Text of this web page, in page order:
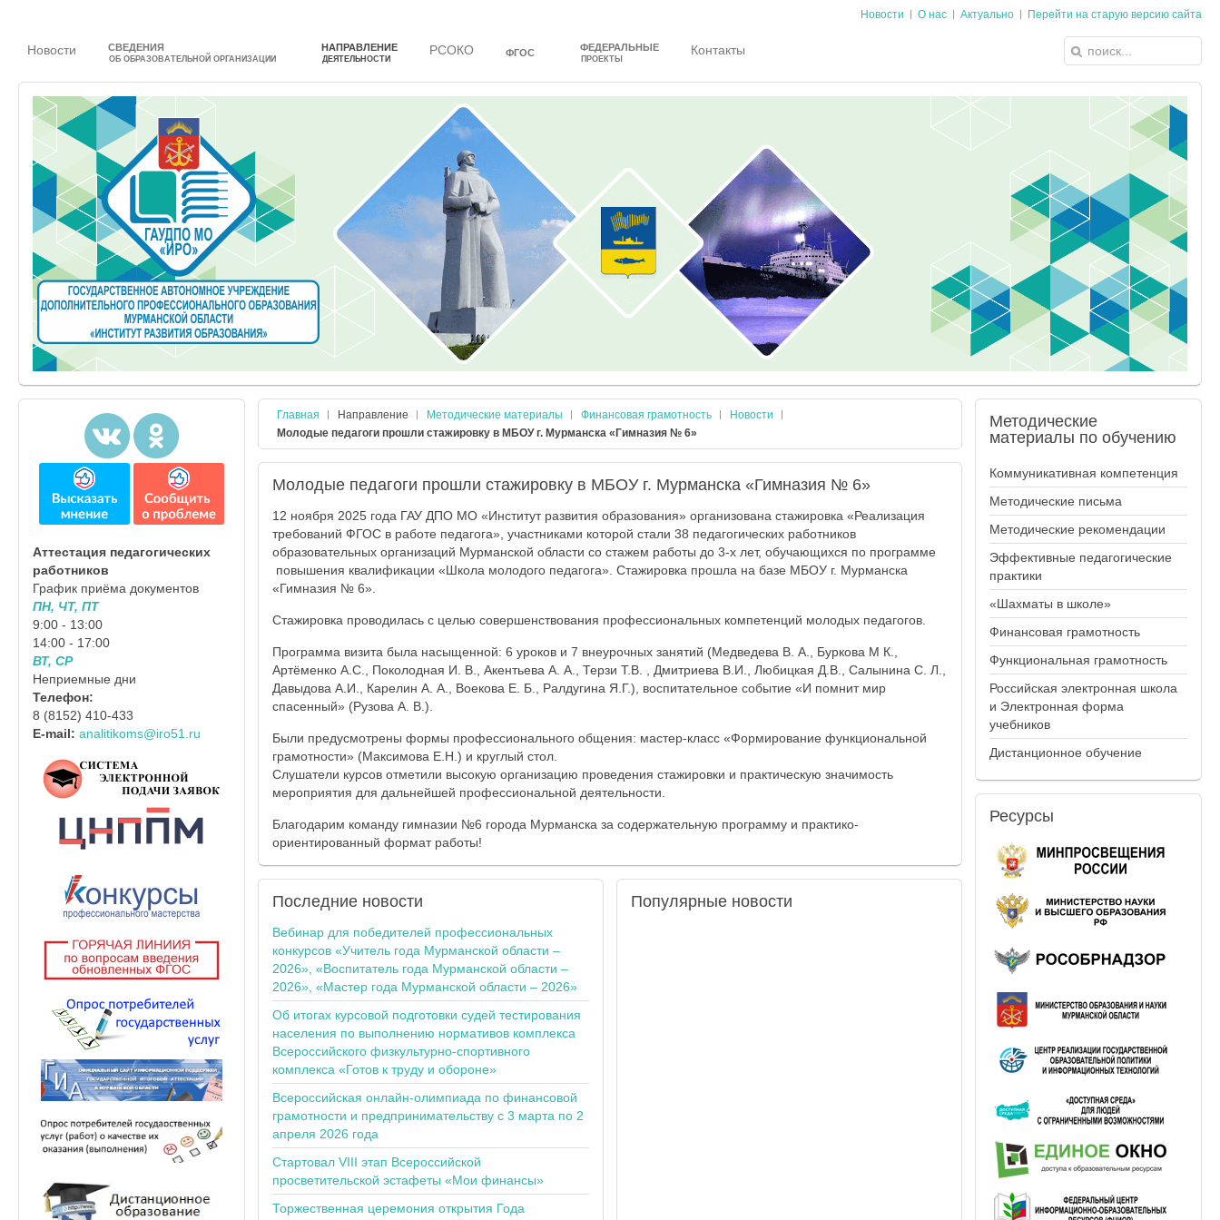
Новости О нас Актуально Перейти на старую версию сайта
Новости СВЕДЕНИЯ
ОБ ОБРАЗОВАТЕЛЬНОЙ ОРГАНИЗАЦИИ
НАПРАВЛЕНИЕ
ДЕЯТЕЛЬНОСТИ
РСОКО ФГОС ФЕДЕРАЛЬНЫЕ
ПРОЕКТЫ
Контакты
Главная Направление Методические материалы Финансовая грамотность
Новости
Молодые педагоги прошли стажировку в МБОУ г. Мурманска «Гимназия № 6»
Молодые педагоги прошли стажировку в МБОУ г. Мурманска «Гимназия № 6»
12 ноября 2025 года ГАУ ДПО МО «Институт развития образования» организована стажировка «Реализация
требований ФГОС в работе педагога», участниками которой стали 38 педагогических работников
образовательных организаций Мурманской области со стажем работы до 3-х лет, обучающихся по программе
повышения квалификации «Школа молодого педагога». Стажировка прошла на базе МБОУ г. Мурманска
«Гимназия № 6».
Стажировка проводилась с целью совершенствования профессиональных компетенций молодых педагогов.
Программа визита была насыщенной: 6 уроков и 7 внеурочных занятий (Медведева В. А., Буркова М К.,
Артёменко А.С., Поколодная И. В., Акентьева А. А., Терзи Т.В. , Дмитриева В.И., Любицкая Д.В., Салынина С. Л.,
Давыдова А.И., Карелин А. А., Воекова Е. Б., Ралдугина Я.Г.), воспитательное событие «И помнит мир
спасенный» (Рузова А. В.).
Были предусмотрены формы профессионального общения: мастер-класс «Формирование функциональной
грамотности» (Максимова Е.Н.) и круглый стол.
Слушатели курсов отметили высокую организацию проведения стажировки и практическую значимость
мероприятия для дальнейшей профессиональной деятельности.
Благодарим команду гимназии №6 города Мурманска за содержательную программу и практико-
ориентированный формат работы!
Последниеновости
Вебинар для победителей профессиональных
конкурсов «Учитель года Мурманской области –
2026», «Воспитатель года Мурманской области –
2026», «Мастер года Мурманской области – 2026»
Об итогах курсовой подготовки судей тестирования
населения по выполнению нормативов комплекса
Всероссийского физкультурно-спортивного
комплекса «Готов к труду и обороне»
Всероссийская онлайн-олимпиада по финансовой
грамотности и предпринимательству с 3 марта по 2
апреля 2026 года
Стартовал VIII этап Всероссийской
просветительской эстафеты «Мои финансы»
Торжественная церемония открытия Года
Популярныеновости
Аттестация педагогических
работников
График приёма документов
ПН, ЧТ, ПТ
9:00 - 13:00
14:00 - 17:00
ВТ, СР
Неприемные дни
Телефон:
8 (8152) 410-433
E-mail: analitikoms@iro51.ru
Методические
материалы по обучению
Коммуникативная компетенция
Методические письма
Методические рекомендации
Эффективные педагогические
практики
«Шахматы в школе»
Финансовая грамотность
Функциональная грамотность
Российская электронная школа
и Электронная форма
учебников
Дистанционное обучение
Ресурсы